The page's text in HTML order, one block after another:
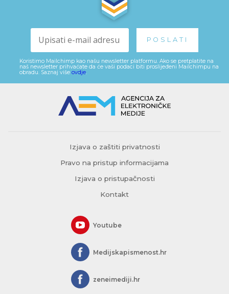
Koristimo Mailchimp kao našu newsletter platformu. Ako se pretplatite na
naš newsletter prihvaćate da će vaši podaci biti proslijeđeni Mailchimpu na
obradu. Saznaj više ovdje
Izjava o zaštiti privatnosti
Pravo na pristup informacijama
Izjava o pristupačnosti
Kontakt
Youtube
Medijskapismenost.hr
zeneimediji.hr